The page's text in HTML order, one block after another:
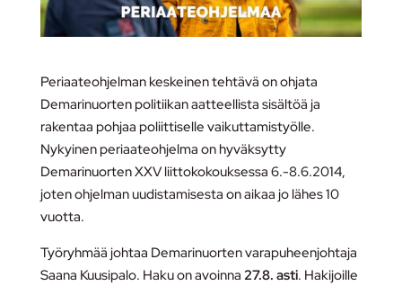
Periaateohjelman keskeinen tehtävä on ohjata
Demarinuorten politiikan aatteellista sisältöä ja
rakentaa pohjaa poliittiselle vaikuttamistyölle.
Nykyinen periaateohjelma on hyväksytty
Demarinuorten XXV liittokokouksessa 6.-8.6.2014,
joten ohjelman uudistamisesta on aikaa jo lähes 10
vuotta.
Työryhmää johtaa Demarinuorten varapuheenjohtaja
Saana Kuusipalo. Haku on avoinna 27.8. asti. Hakijoille